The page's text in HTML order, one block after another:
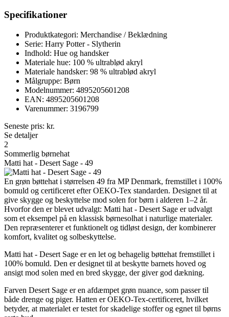
Specifikationer
Produktkategori: Merchandise / Beklædning
Serie: Harry Potter - Slytherin
Indhold: Hue og handsker
Materiale hue: 100 % ultrablød akryl
Materiale handsker: 98 % ultrablød akryl
Målgruppe: Børn
Modelnummer: 4895205601208
EAN: 4895205601208
Varenummer: 3196799
Seneste pris: kr.
Se detaljer
2
Sommerlig børnehat
Matti hat - Desert Sage - 49
En grøn bøttehat i størrelsen 49 fra MP Denmark, fremstillet i 100%
bomuld og certificeret efter OEKO-Tex standarden. Designet til at
give skygge og beskyttelse mod solen for børn i alderen 1–2 år.
Hvorfor den er blevet udvalgt: Matti hat - Desert Sage er udvalgt
som et eksempel på en klassisk børnesolhat i naturlige materialer.
Den repræsenterer et funktionelt og tidløst design, der kombinerer
komfort, kvalitet og solbeskyttelse.
Matti hat - Desert Sage er en let og behagelig bøttehat fremstillet i
100% bomuld. Den er designet til at beskytte barnets hoved og
ansigt mod solen med en bred skygge, der giver god dækning.
Farven Desert Sage er en afdæmpet grøn nuance, som passer til
både drenge og piger. Hatten er OEKO-Tex-certificeret, hvilket
betyder, at materialet er testet for skadelige stoffer og egnet til børns